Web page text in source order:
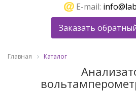
E-mail:
Заказать
Главная Каталог